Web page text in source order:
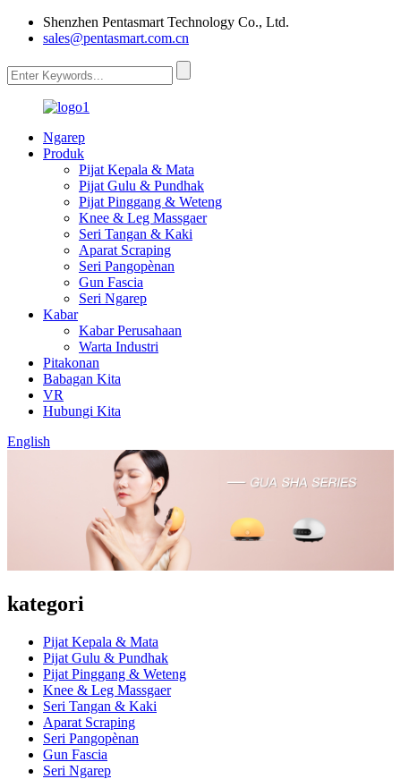
Shenzhen Pentasmart Technology Co., Ltd.
sales@pentasmart.com.cn
Ngarep
Produk
Pijat Kepala & Mata
Pijat Gulu & Pundhak
Pijat Pinggang & Weteng
Knee & Leg Massgaer
Seri Tangan & Kaki
Aparat Scraping
Seri Pangopènan
Gun Fascia
Seri Ngarep
Kabar
Kabar Perusahaan
Warta Industri
Pitakonan
Babagan Kita
VR
Hubungi Kita
English
kategori
Pijat Kepala & Mata
Pijat Gulu & Pundhak
Pijat Pinggang & Weteng
Knee & Leg Massgaer
Seri Tangan & Kaki
Aparat Scraping
Seri Pangopènan
Gun Fascia
Seri Ngarep